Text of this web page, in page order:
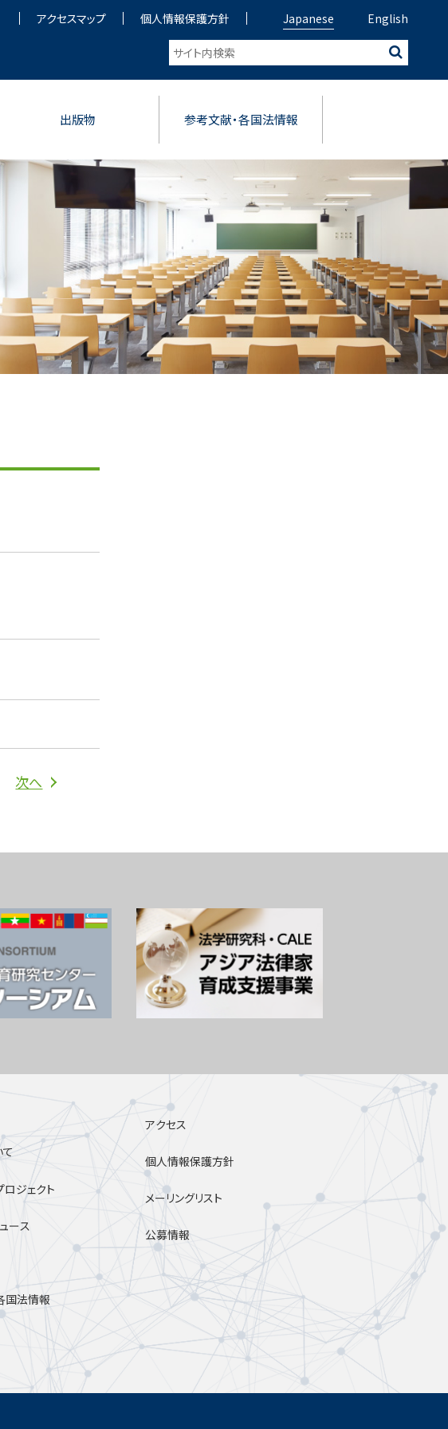
出版物 参考文献・各国法情報
アクセスマップ 個人情報保護方針 Japanese English
次へ
ロジェクト
ース
国法情報
アクセス
個人情報保護方針
メーリングリスト
公募情報